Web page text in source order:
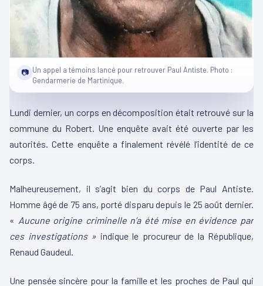
📷 Un appel a témoins lancé pour retrouver Paul Antiste. Photo :
Gendarmerie de Martinique.
Lundi dernier, un corps en décomposition était retrouvé sur la
commune du Robert. Une enquête avait été ouverte par les
autorités. Cette enquête a finalement révélé l’identité de ce
corps.
Malheureusement, il s’agit bien du corps de Paul Antiste.
Homme âgé de 75 ans, porté disparu depuis le 25 août dernier.
« Aucune origine criminelle n’a été mise en évidence par
ces investigations » indique le procureur de la République,
Renaud Gaudeul.
Une pensée sincère pour la famille et les proches de Paul qui